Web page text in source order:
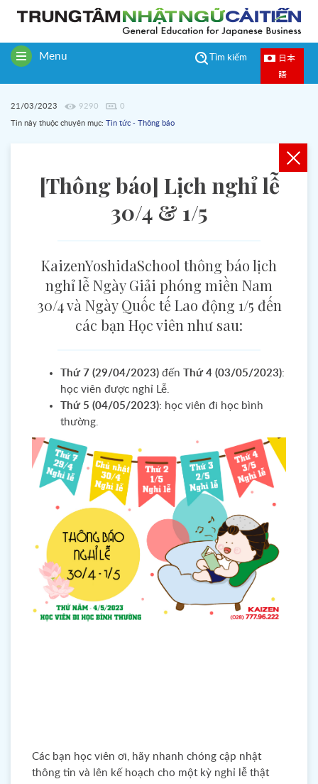
ToggleMenu
日本
語
Tìm kiếm
21/03/2023 9290 0
Tin này thuộc chuyên mục: Tin tức - Thông báo
[Thông báo] Lịch nghỉ lễ
30/4 & 1/5
KaizenYoshidaSchool thông báo lịch
nghỉ lễ Ngày Giải phóng miền Nam
30/4 và Ngày Quốc tế Lao động 1/5 đến
các bạn Học viên như sau:
Thứ 7 (29/04/2023) đến Thứ 4 (03/05/2023):
học viên được nghỉ Lễ.
Thứ 5 (04/05/2023): học viên đi học bình
thường.
Các bạn học viên ơi, hãy nhanh chóng cập nhật
thông tin và lên kế hoạch cho một kỳ nghỉ lễ thật